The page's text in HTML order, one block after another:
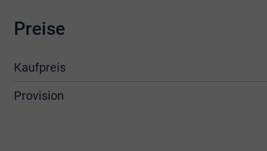
Preise
Kaufpreis
Provision